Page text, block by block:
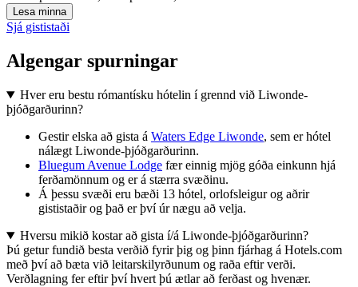
Lesa minna
Sjá gististaði
Algengar spurningar
Hver eru bestu rómantísku hótelin í grennd við Liwonde-
þjóðgarðurinn?
Gestir elska að gista á Waters Edge Liwonde, sem er hótel
nálægt Liwonde-þjóðgarðurinn.
Bluegum Avenue Lodge fær einnig mjög góða einkunn hjá
ferðamönnum og er á stærra svæðinu.
Á þessu svæði eru bæði 13 hótel, orlofsleigur og aðrir
gististaðir og það er því úr nægu að velja.
Hversu mikið kostar að gista í/á Liwonde-þjóðgarðurinn?
Þú getur fundið besta verðið fyrir þig og þinn fjárhag á Hotels.com
með því að bæta við leitarskilyrðunum og raða eftir verði.
Verðlagning fer eftir því hvert þú ætlar að ferðast og hvenær.